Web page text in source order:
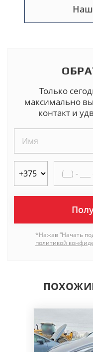
Только
максимально
контакт и
*Нажав “Начать
политикой